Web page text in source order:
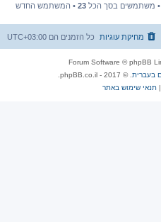
• משתמשים בסך הכל 23 • המשתמש החדש
כל הזמנים הם UTC+03:00 מחיקת עוגיות
. © 2017 - phpBB.co.il.
|תנאי שימוש באתר